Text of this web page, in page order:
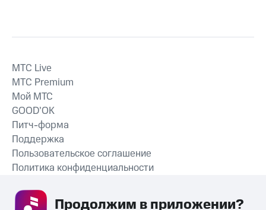
СКАЧАТЬ ПРИЛОЖЕНИЕ
MTС Live
MTС Premium
Мой МТС
GOOD’OK
Питч-форма
Поддержка
Пользовательское соглашение
Политика конфиденциальности